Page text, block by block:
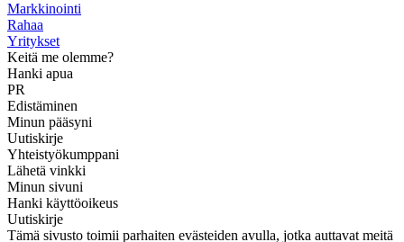
Markkinointi
Rahaa
Yritykset
Keitä me olemme?
Hanki apua
PR
Edistäminen
Minun pääsyni
Uutiskirje
Yhteistyökumppani
Lähetä vinkki
Minun sivuni
Hanki käyttöoikeus
Uutiskirje
Tämä sivusto toimii parhaiten evästeiden avulla, jotka auttavat meitä